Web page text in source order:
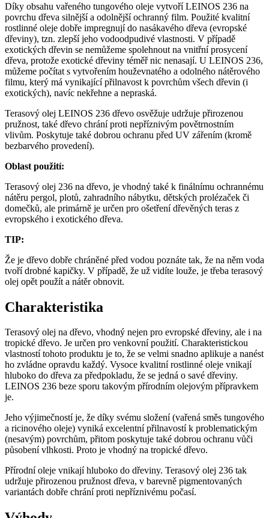
Díky obsahu vařeného tungového oleje vytvoří LEINOS 236 na
povrchu dřeva silnější a odolnější ochranný film. Použité kvalitní
rostlinné oleje dobře impregnují do nasákavého dřeva (evropské
dřeviny), tzn. zlepší jeho vodoodpudivé vlastnosti. V případě
exotických dřevin se nemůžeme spolehnout na vnitřní prosycení
dřeva, protože exotické dřeviny téměř nic nenasají. U LEINOS 236,
můžeme počítat s vytvořením houževnatého a odolného nátěrového
filmu, který má vynikající přilnavost k povrchům všech dřevin (i
exotických), navíc nekřehne a nepraská.
Terasový olej LEINOS 236 dřevo osvěžuje udržuje přirozenou
pružnost, také dřevo chrání proti nepříznivým povětrnostním
vlivům. Poskytuje také dobrou ochranu před UV zářením (kromě
bezbarvého provedení).
Oblast použití:
Terasový olej 236 na dřevo, je vhodný také k finálnímu ochrannému
nátěru pergol, plotů, zahradního nábytku, dětských prolézaček či
domečků, ale primárně je určen pro ošetření dřevěných teras z
evropského i exotického dřeva.
TIP:
Že je dřevo dobře chráněné před vodou poznáte tak, že na něm voda
tvoří drobné kapičky. V případě, že už vidíte louže, je třeba terasový
olej opět použít a nátěr obnovit.
Charakteristika
Terasový olej na dřevo, vhodný nejen pro evropské dřeviny, ale i na
tropické dřevo. Je určen pro venkovní použití. Charakteristickou
vlastností tohoto produktu je to, že se velmi snadno aplikuje a nanést
ho zvládne opravdu každý. Vysoce kvalitní rostlinné oleje vnikají
hluboko do dřeva za předpokladu, že se jedná o savé dřeviny.
LEINOS 236 beze sporu takovým přírodním olejovým přípravkem
je.
Jeho výjimečností je, že díky svému složení (vařená směs tungového
a ricinového oleje) vyniká excelentní přilnavostí k problematickým
(nesavým) povrchům, přitom poskytuje také dobrou ochranu vůči
působení vlhkosti. Proto je vhodný na tropické dřevo.
Přírodní oleje vnikají hluboko do dřeviny. Terasový olej 236 tak
udržuje přirozenou pružnost dřeva, v barevně pigmentovaných
variantách dobře chrání proti nepříznivému počasí.